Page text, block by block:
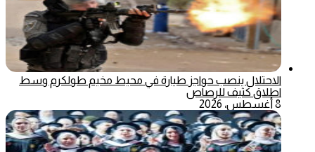
الاحتلال ينصب حواجز طيارة في محيط مخيم طولكرم وسط
اطلاق كثيف للرصاص
8 أغسطس، 2026